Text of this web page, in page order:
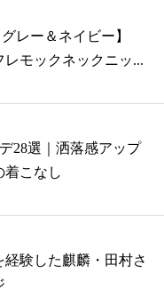
グレー＆ネイビー】
レモックネックニッ...
28選｜洒落感アップ
着こなし
験した麒麟・田村さ